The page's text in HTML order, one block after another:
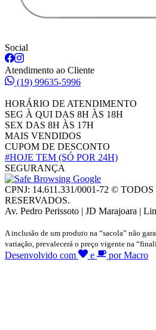
Social
Atendimento ao Cliente
(19) 99635-5996
HORÁRIO DE ATENDIMENTO
SEG À QUI DAS 8H ÀS 18H
SEX DAS 8H ÀS 17H
MAIS VENDIDOS
CUPOM DE DESCONTO
#HOJE TEM (SÓ POR 24H)
SEGURANÇA
CPNJ: 14.611.331/0001-72 ©
RESERVADOS.
Av. Pedro Perissoto | JD Marajoara |
A inclusão de um produto na “sacola” não
variação, prevalecerá o preço vigente na
Desenvolvido com e por Macro